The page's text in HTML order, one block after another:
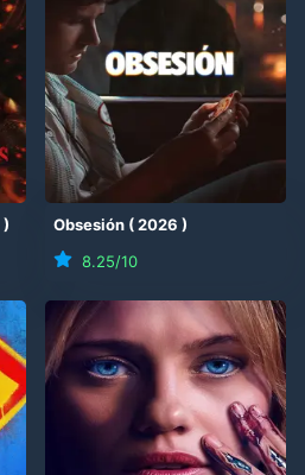
)
Obsesión (2026 )
8.25/10